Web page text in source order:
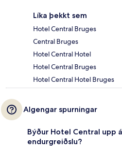
Líka þekkt sem
Hotel Central Bruges
Central Bruges
Hotel Central Hotel
Hotel Central Bruges
Hotel Central Hotel Bruges
Algengar spurningar
Býður Hotel Central upp
endurgreiðslu?